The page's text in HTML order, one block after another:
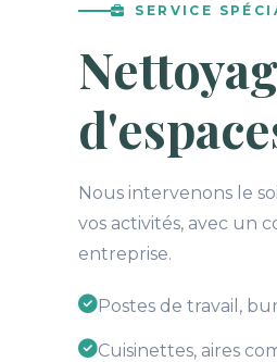
SERVICE
Nous intervenons le
vos activités, avec un
entreprise.
Postes de travail,
Cuisinettes, aires